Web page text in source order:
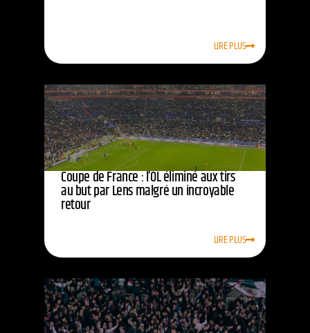
LIRE PLUS
Coupe de France : l’OL éliminé aux tirs
au but par Lens malgré un incroyable
retour
LIRE PLUS